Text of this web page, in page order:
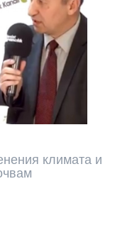
климата и